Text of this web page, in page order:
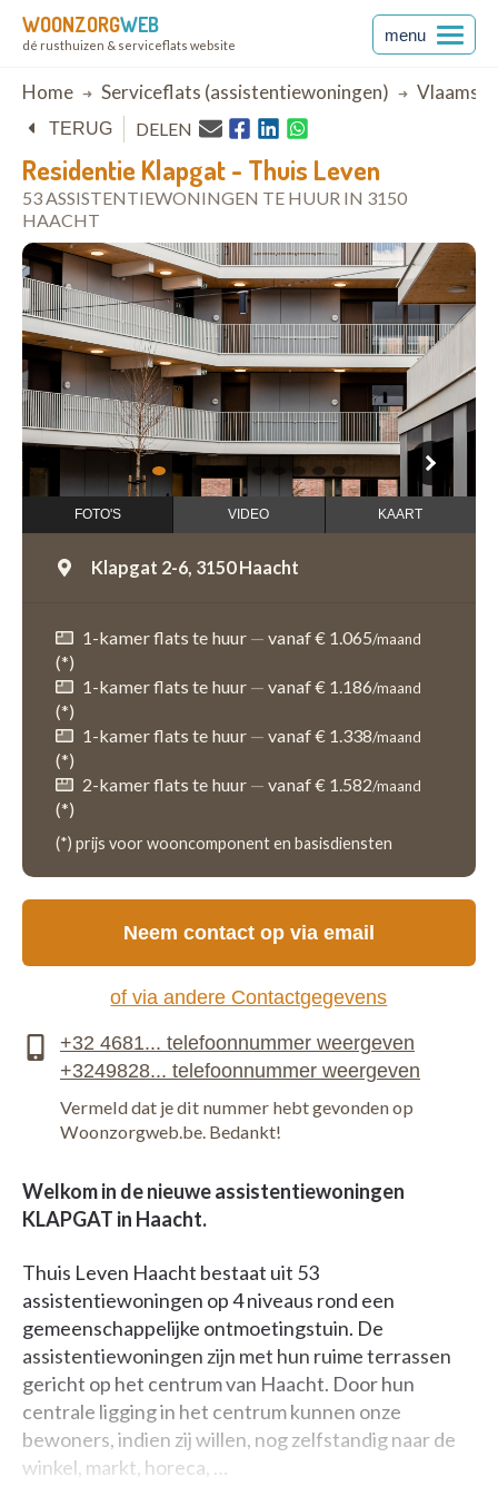
WOONZORGWEB
dé rusthuizen & serviceflats website
menu
Breadcrumb
Home Serviceflats (assistentiewoningen) Vlaams-
Residentie Klapgat - Thuis Leven
53 ASSISTENTIEWONINGEN TE HUUR IN 3150
HAACHT
TERUG DELEN
1 2 3 4 5 6 7 8 9 10
open in Google Maps
FOTO'S VIDEO KAART
Klapgat 2-6, 3150 Haacht
1-kamer flats te huur — vanaf € 1.065/maand
(*)
1-kamer flats te huur — vanaf € 1.186/maand
(*)
1-kamer flats te huur — vanaf € 1.338/maand
(*)
2-kamer flats te huur — vanaf € 1.582/maand
(*)
(*) prijs voor wooncomponent en basisdiensten
Welkom in de nieuwe assistentiewoningen
KLAPGAT in Haacht.
Thuis Leven Haacht bestaat uit 53
assistentiewoningen op 4 niveaus rond een
gemeenschappelijke ontmoetingstuin. De
assistentiewoningen zijn met hun ruime terrassen
gericht op het centrum van Haacht. Door hun
centrale ligging in het centrum kunnen onze
bewoners, indien zij willen, nog zelfstandig naar de
winkel, markt, horeca, …
Neem contact op via email
of via andere Contactgegevens
Vermeld dat je dit nummer hebt gevonden op
Woonzorgweb.be. Bedankt!